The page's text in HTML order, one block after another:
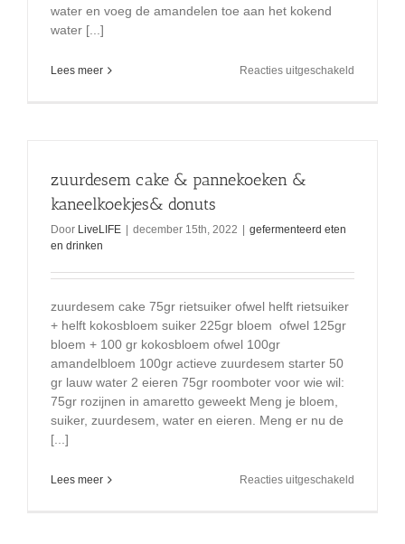
water en voeg de amandelen toe aan het kokend
water [...]
Lees meer Reacties uitgeschakeld
zuurdesem cake & pannekoeken &
kaneelkoekjes& donuts
Door LiveLIFE | december 15th, 2022 | gefermenteerd eten
en drinken
zuurdesem cake 75gr rietsuiker ofwel helft rietsuiker
+ helft kokosbloem suiker 225gr bloem ofwel 125gr
bloem + 100 gr kokosbloem ofwel 100gr
amandelbloem 100gr actieve zuurdesem starter 50
gr lauw water 2 eieren 75gr roomboter voor wie wil:
75gr rozijnen in amaretto geweekt Meng je bloem,
suiker, zuurdesem, water en eieren. Meng er nu de
[...]
Lees meer Reacties uitgeschakeld